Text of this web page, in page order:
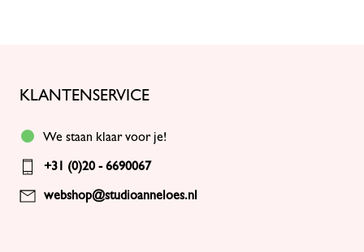
KLANTENSERVICE
We staan klaar voor je!
+31 (0)20 - 6690067
webshop@studioanneloes.nl